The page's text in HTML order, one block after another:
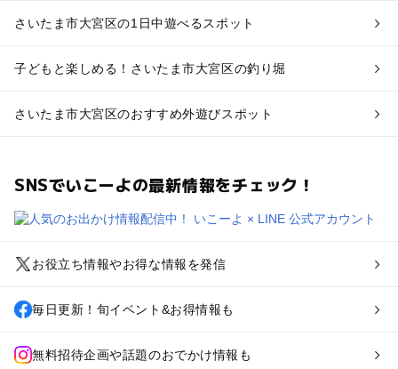
さいたま市大宮区の1日中遊べるスポット
子どもと楽しめる！さいたま市大宮区の釣り堀
さいたま市大宮区のおすすめ外遊びスポット
SNSでいこーよの最新情報をチェック！
お役立ち情報やお得な情報を発信
毎日更新！旬イベント&お得情報も
無料招待企画や話題のおでかけ情報も